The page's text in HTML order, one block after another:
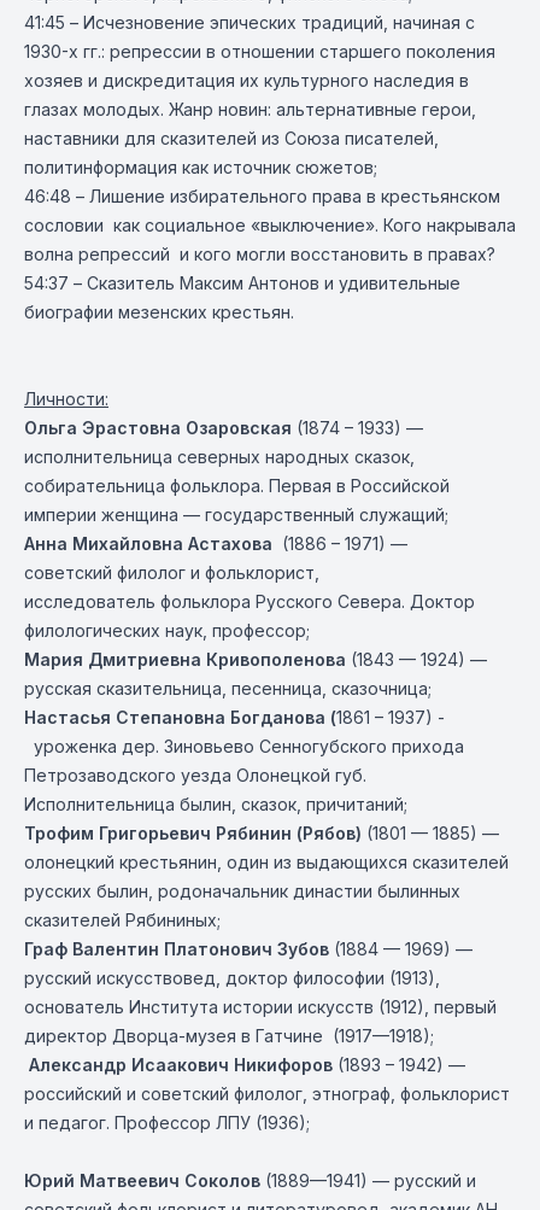
41:45 – Исчезновение эпических традиций, начиная с
1930-х гг.: репрессии в отношении старшего поколения
хозяев и дискредитация их культурного наследия в
глазах молодых. Жанр новин: альтернативные герои,
наставники для сказителей из Союза писателей,
политинформация как источник сюжетов;
46:48 – Лишение избирательного права в крестьянском
сословии как социальное «выключение». Кого накрывала
волна репрессий и кого могли восстановить в правах?
54:37 – Сказитель Максим Антонов и удивительные
биографии мезенских крестьян.
Личности:
Ольга Эрастовна Озаровская (1874 – 1933) —
исполнительница северных народных сказок,
собирательница фольклора. Первая в Российской
империи женщина — государственный служащий;
Анна Михайловна Астахова (1886 – 1971) —
советский филолог и фольклорист,
исследователь фольклора Русского Севера. Доктор
филологических наук, профессор;
Мария Дмитриевна Кривополенова (1843 — 1924) —
русская сказительница, песенница, сказочница;
Настасья Степановна Богданова (1861 – 1937) -
уроженка дер. Зиновьево Сенногубского прихода
Петрозаводского уезда Олонецкой губ.
Исполнительница былин, сказок, причитаний;
Трофим Григорьевич Рябинин (Рябов) (1801 — 1885) —
олонецкий крестьянин, один из выдающихся сказителей
русских былин, родоначальник династии былинных
сказителей Рябининых;
Граф Валентин Платонович Зубов (1884 — 1969) —
русский искусствовед, доктор философии (1913),
основатель Института истории искусств (1912), первый
директор Дворца-музея в Гатчине (1917—1918);
Александр Исаакович Никифоров (1893 – 1942) —
российский и советский филолог, этнограф, фольклорист
и педагог. Профессор ЛПУ (1936);
Юрий Матвеевич Соколов (1889—1941) — русский и